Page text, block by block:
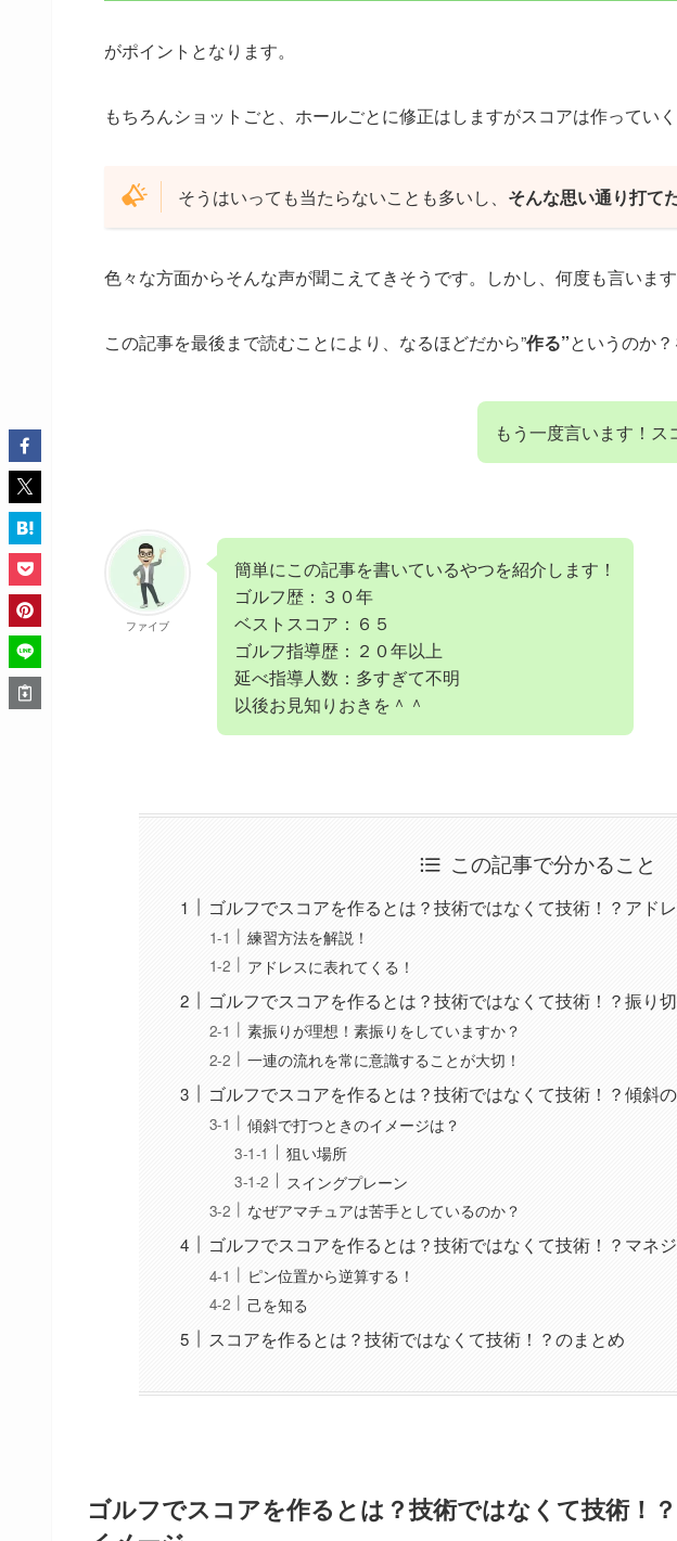
がポイントとなります。
もちろんショットごと、ホールごとに修正はしますがスコアは作っていく
そうはいっても当たらないことも多いし、 そんな思い通り打て
色々な方面からそんな声が聞こえてきそうです。しかし、何度も言いま
この記事を最後まで読むことにより、なるほどだから”作る”というのか
もう一度言います！ス
ファイブ
簡単にこの記事を書いているやつを紹介します！
ゴルフ歴：３０年
ベストスコア：６５
ゴルフ指導歴：２０年以上
延べ指導人数：多すぎて不明
以後お見知りおきを＾＾
この記事で分かること
ゴルフでスコアを作るとは？技術ではなくて技術！？アド
練習方法を解説！
アドレスに表れてくる！
ゴルフでスコアを作るとは？技術ではなくて技術！？振り
素振りが理想！素振りをしていますか？
一連の流れを常に意識することが大切！
ゴルフでスコアを作るとは？技術ではなくて技術！？傾斜
傾斜で打つときのイメージは？
狙い場所
スイングプレーン
なぜアマチュアは苦手としているのか？
ゴルフでスコアを作るとは？技術ではなくて技術！？マネ
ピン位置から逆算する！
己を知る
スコアを作るとは？技術ではなくて技術！？のまとめ
ゴルフでスコアを作るとは？技術ではなくて技術！